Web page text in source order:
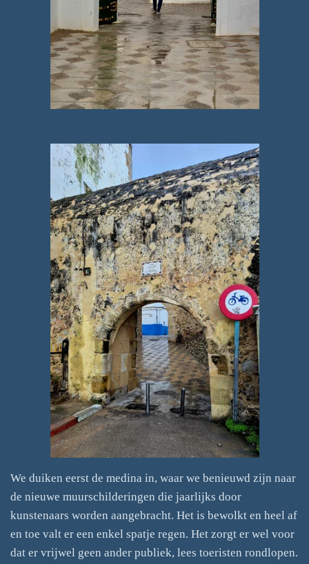
We duiken eerst de medina in, waar we benieuwd zijn naar
de nieuwe muurschilderingen die jaarlijks door
kunstenaars worden aangebracht. Het is bewolkt en heel af
en toe valt er een enkel spatje regen. Het zorgt er wel voor
dat er vrijwel geen ander publiek, lees toeristen rondlopen.